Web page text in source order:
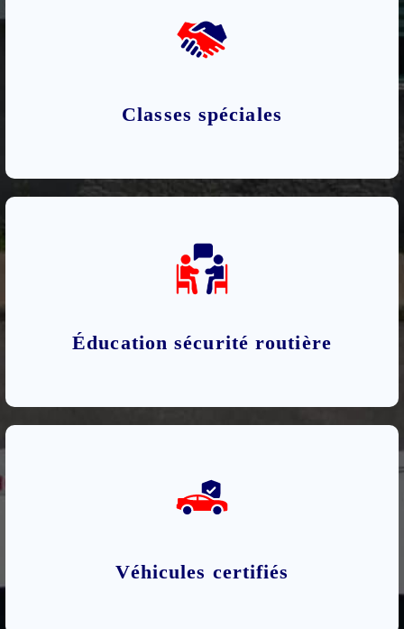
Classes spéciales
Éducation sécurité routière
Véhicules certifiés